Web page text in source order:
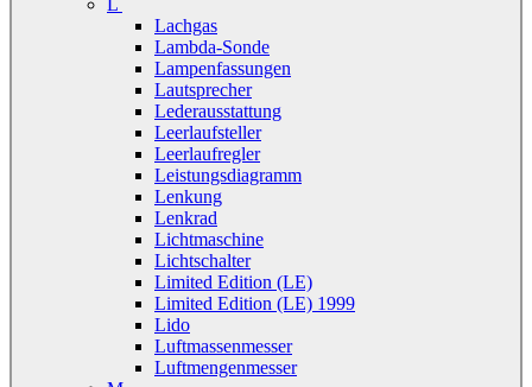
L
Lachgas
Lambda-Sonde
Lampenfassungen
Lautsprecher
Lederausstattung
Leerlaufsteller
Leerlaufregler
Leistungsdiagramm
Lenkung
Lenkrad
Lichtmaschine
Lichtschalter
Limited Edition (LE)
Limited Edition (LE) 1999
Lido
Luftmassenmesser
Luftmengenmesser